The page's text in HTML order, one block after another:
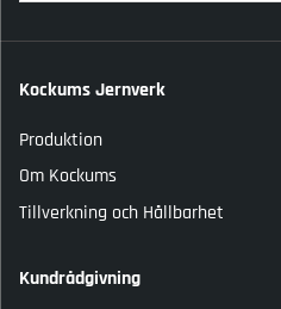
Kockums Jernverk
Produktion
Om Kockums
Tillverkning och Hållbarhet
Kundrådgivning